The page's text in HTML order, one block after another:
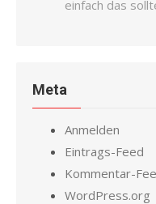
einfach das
Meta
Anmelden
Eintrags-Feed
Kommentar-
WordPress.org